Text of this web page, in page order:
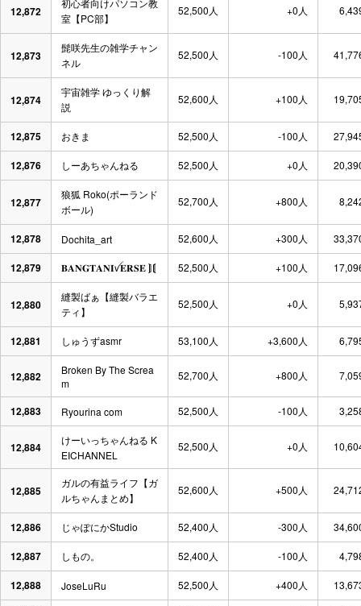
12,872
初心者向けパソコン教
室【PC部】
52,500人 +0人
12,873
髭咲先生の雑学チャン
ネル
52,500人 -100人
12,874
宇宙雑学 ゆっくり解
説
52,600人 +100人
12,875 おきま 52,500人 -100人
12,876 しーあちゃんねる 52,500人 +0人
12,877
狼狐 Roko(ポーランド
ボール)
52,700人 +800人
12,878 Dochita_art 52,600人 +300人
12,879 𝐁𝐀𝐍𝐆𝐓𝐀𝐍𝐈ꪜ𝐄𝐑𝐒𝐄 ⟭⟬ 52,500人 +100人
12,880
縫製ばぁ【縫製バラエ
ティ】
52,500人 +0人
12,881 しゅうずasmr 53,100人 +3,600人
12,882
Broken By The Screa
m
52,700人 +800人
12,883 Ryourina com 52,500人 -100人
12,884
けーいっちゃんねる K
EICHANNEL
52,500人 +0人
12,885
ガルの有益ライフ【ガ
ルちゃんまとめ】
52,600人 +500人
12,886 じゃぽにかStudio 52,400人 -300人
12,887 しもの。 52,400人 -100人
12,888 JoseLuRu 52,500人 +400人